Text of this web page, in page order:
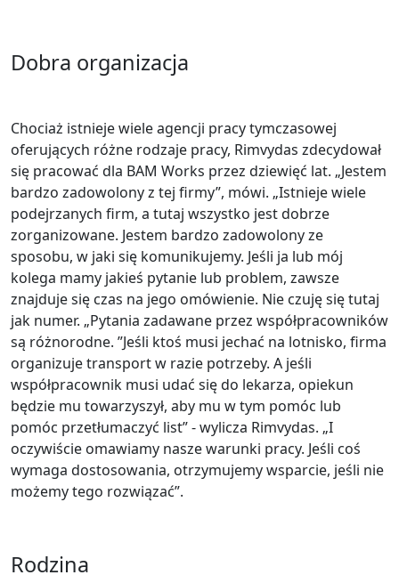
Dobra organizacja
Chociaż istnieje wiele agencji pracy tymczasowej
oferujących różne rodzaje pracy, Rimvydas zdecydował
się pracować dla BAM Works przez dziewięć lat. „Jestem
bardzo zadowolony z tej firmy”, mówi. „Istnieje wiele
podejrzanych firm, a tutaj wszystko jest dobrze
zorganizowane. Jestem bardzo zadowolony ze
sposobu, w jaki się komunikujemy. Jeśli ja lub mój
kolega mamy jakieś pytanie lub problem, zawsze
znajduje się czas na jego omówienie. Nie czuję się tutaj
jak numer. „Pytania zadawane przez współpracowników
są różnorodne. ”Jeśli ktoś musi jechać na lotnisko, firma
organizuje transport w razie potrzeby. A jeśli
współpracownik musi udać się do lekarza, opiekun
będzie mu towarzyszył, aby mu w tym pomóc lub
pomóc przetłumaczyć list” - wylicza Rimvydas. „I
oczywiście omawiamy nasze warunki pracy. Jeśli coś
wymaga dostosowania, otrzymujemy wsparcie, jeśli nie
możemy tego rozwiązać”.
Rodzina